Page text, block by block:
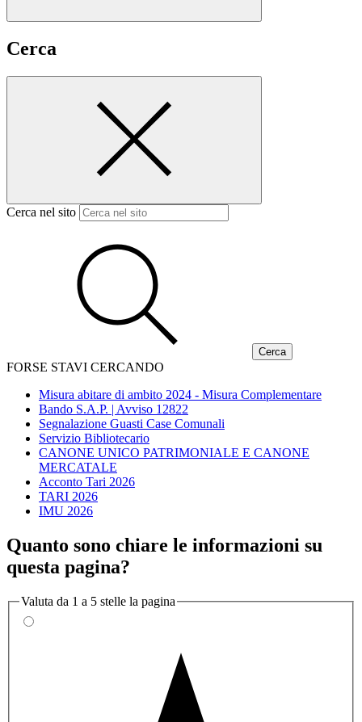
Cerca
Cerca nel sito
FORSE STAVI CERCANDO
Misura abitare di ambito 2024 - Misura Complementare
Bando S.A.P. | Avviso 12822
Segnalazione Guasti Case Comunali
Servizio Bibliotecario
CANONE UNICO PATRIMONIALE E CANONE
MERCATALE
Acconto Tari 2026
TARI 2026
IMU 2026
Quanto sono chiare le informazioni su
questa pagina?
Valuta da 1 a 5 stelle la pagina